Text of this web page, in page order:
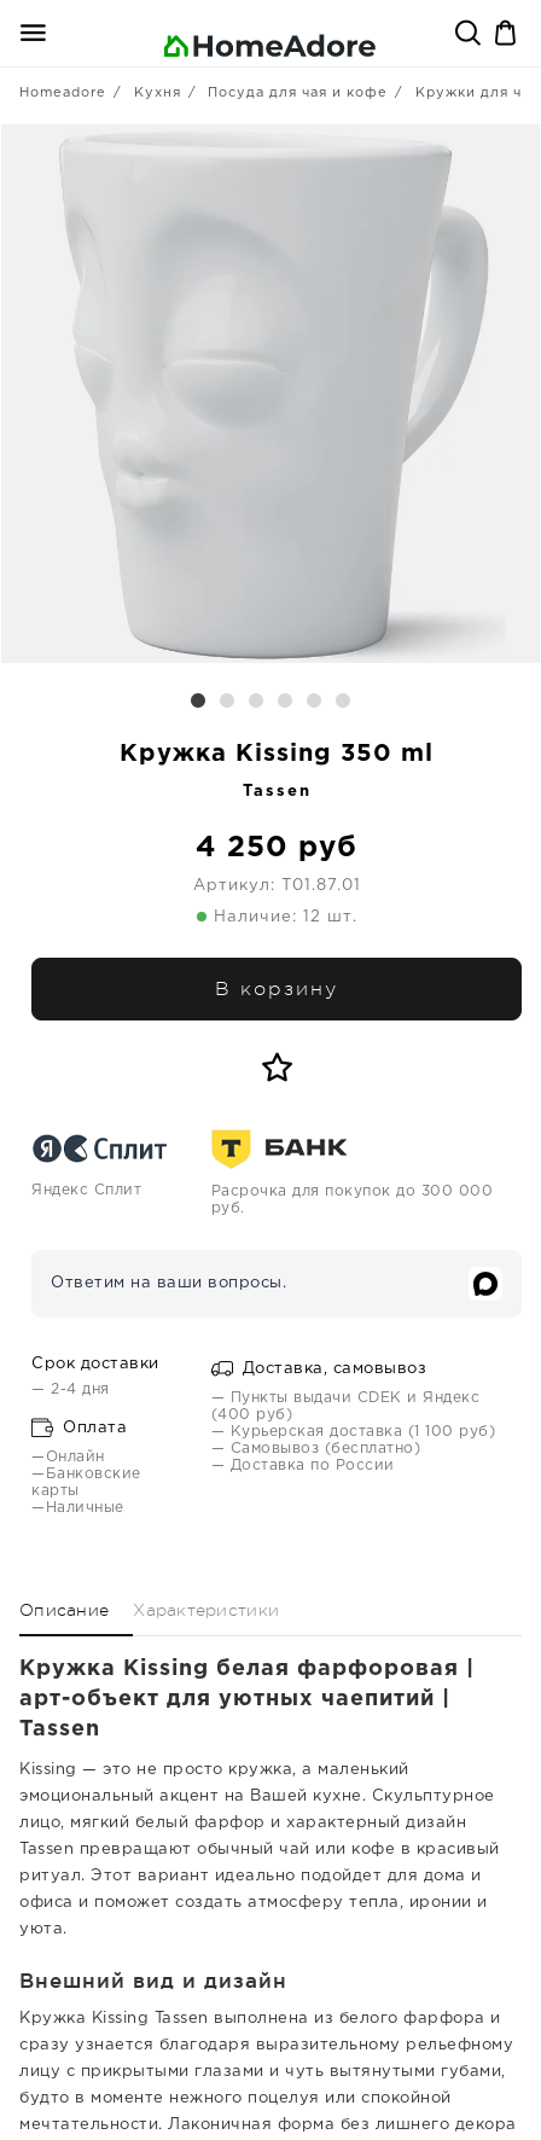
Homeadore Кухня Посуда для чая и кофе Кружки для чая
Кружка Kissing 350 ml
Tassen
4 250 руб
Артикул: T01.87.01
Наличие: 12 шт.
В корзину
Яндекс Сплит
Расрочка для покупок до 300 000
руб.
Ответим на ваши вопросы.
Срок доставки
— 2-4 дня
Оплата
—Онлайн
—Банковские
карты
—Наличные
Доставка, самовывоз
— Пункты выдачи CDEK и Яндекс
(400 руб)
— Курьерская доставка (1 100 руб)
— Самовывоз (бесплатно)
— Доставка по России
Описание Характеристики
Кружка Kissing белая фарфоровая |
арт-объект для уютных чаепитий |
Tassen
Kissing — это не просто кружка, а маленький
эмоциональный акцент на Вашей кухне. Скульптурное
лицо, мягкий белый фарфор и характерный дизайн
Tassen превращают обычный чай или кофе в красивый
ритуал. Этот вариант идеально подойдет для дома и
офиса и поможет создать атмосферу тепла, иронии и
уюта.
Внешний вид и дизайн
Кружка Kissing Tassen выполнена из белого фарфора и
сразу узнается благодаря выразительному рельефному
лицу с прикрытыми глазами и чуть вытянутыми губами,
будто в моменте нежного поцелуя или спокойной
мечтательности. Лаконичная форма без лишнего декора